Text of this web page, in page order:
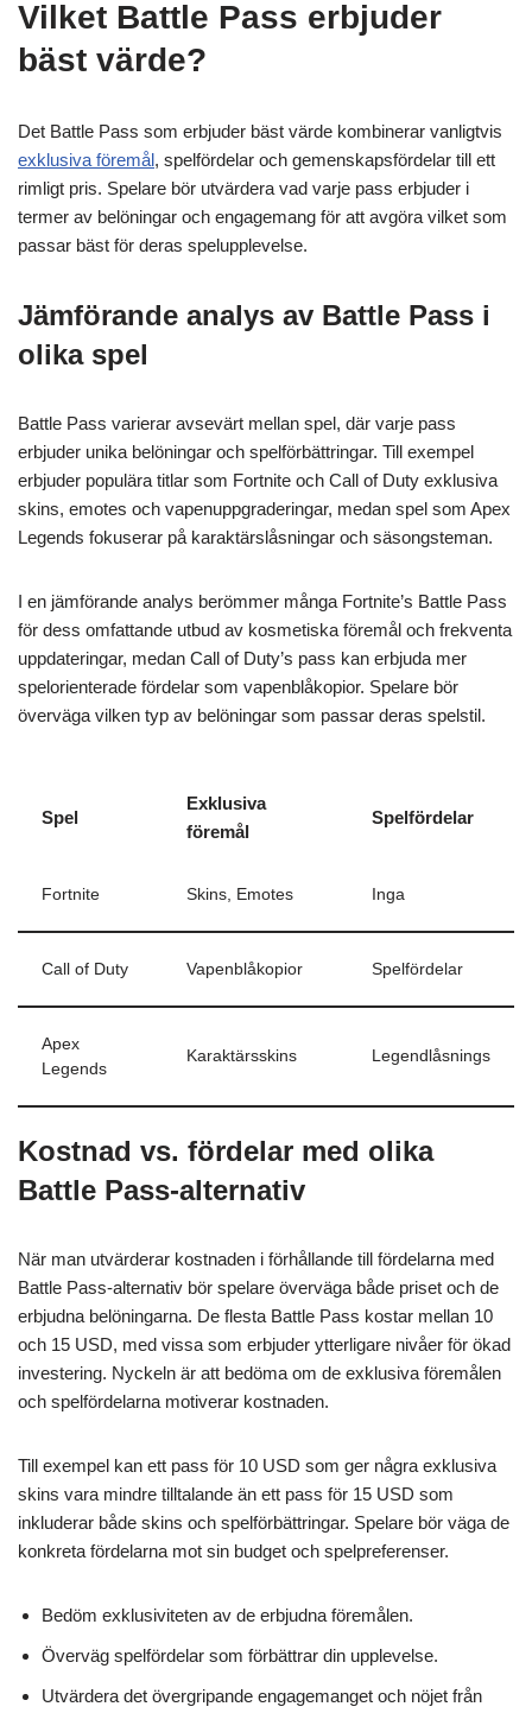
Vilket Battle Pass erbjuder
bäst värde?
Det Battle Pass som erbjuder bäst värde kombinerar vanligtvis
exklusiva föremål, spelfördelar och gemenskapsfördelar till ett
rimligt pris. Spelare bör utvärdera vad varje pass erbjuder i
termer av belöningar och engagemang för att avgöra vilket som
passar bäst för deras spelupplevelse.
Jämförande analys av Battle Pass i
olika spel
Battle Pass varierar avsevärt mellan spel, där varje pass
erbjuder unika belöningar och spelförbättringar. Till exempel
erbjuder populära titlar som Fortnite och Call of Duty exklusiva
skins, emotes och vapenuppgraderingar, medan spel som Apex
Legends fokuserar på karaktärslåsningar och säsongsteman.
I en jämförande analys berömmer många Fortnite’s Battle Pass
för dess omfattande utbud av kosmetiska föremål och frekventa
uppdateringar, medan Call of Duty’s pass kan erbjuda mer
spelorienterade fördelar som vapenblåkopior. Spelare bör
överväga vilken typ av belöningar som passar deras spelstil.
Spel
Exklusiva
föremål
Spelfördelar
Fortnite Skins, Emotes Inga
Call of Duty Vapenblåkopior Spelfördelar
Apex
Legends
Karaktärsskins Legendlåsnings
Kostnad vs. fördelar med olika
Battle Pass-alternativ
När man utvärderar kostnaden i förhållande till fördelarna med
Battle Pass-alternativ bör spelare överväga både priset och de
erbjudna belöningarna. De flesta Battle Pass kostar mellan 10
och 15 USD, med vissa som erbjuder ytterligare nivåer för ökad
investering. Nyckeln är att bedöma om de exklusiva föremålen
och spelfördelarna motiverar kostnaden.
Till exempel kan ett pass för 10 USD som ger några exklusiva
skins vara mindre tilltalande än ett pass för 15 USD som
inkluderar både skins och spelförbättringar. Spelare bör väga de
konkreta fördelarna mot sin budget och spelpreferenser.
Bedöm exklusiviteten av de erbjudna föremålen.
Överväg spelfördelar som förbättrar din upplevelse.
Utvärdera det övergripande engagemanget och nöjet från